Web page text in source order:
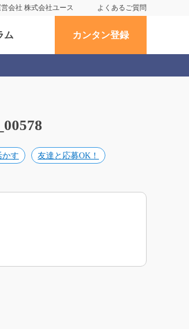
会社 株式会社ユース よくあるご質問
ム カンタン登録
かす 友達と応募OK！